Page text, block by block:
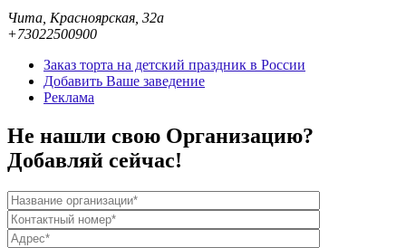
Чита, Красноярская, 32а
+73022500900
Заказ торта на детский праздник в России
Добавить Ваше заведение
Реклама
Не нашли свою Организацию?
Добавляй сейчас!